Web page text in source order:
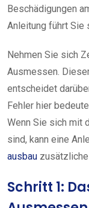
Beschädigungen
Anleitung führt Sie
Nehmen Sie sich
Ausmessen.
entscheidet
Fehler hier
Wenn Sie sich mit
sind, kann eine
ausbau
Schritt 1: